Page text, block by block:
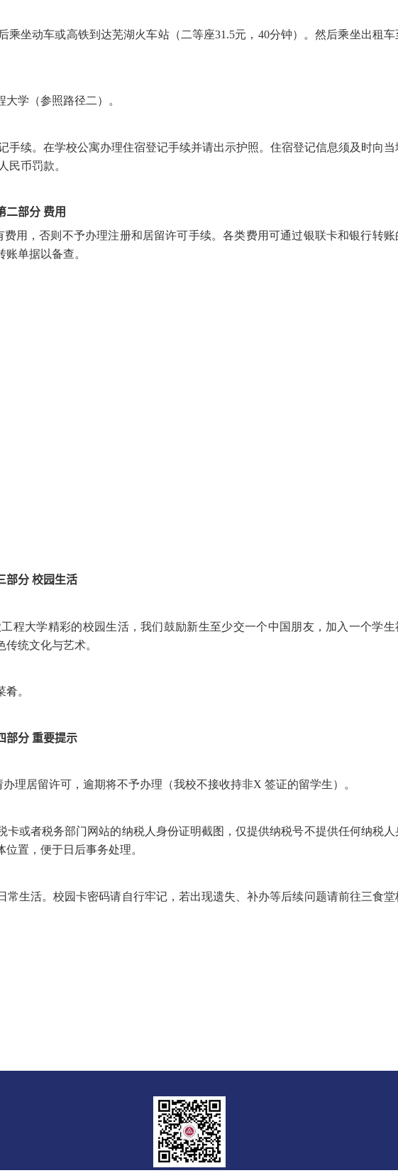
乘坐动车或高铁到达芜湖火车站（二等座31.5元， 40分钟）。然后乘坐出租车
学（参照路径二）。
手续。在学校公寓办理住宿登记手续并请出示护照。住宿登记信息须及时向当
民币罚款。
二部分 费用
费用，否则不予办理注册和居留许可手续。各类费用可通过银联卡和银行转账
单据以备查。
部分 校园生活
程大学精彩的校园生活，我们鼓励新生至少交一个中国朋友，加入一个学生
统文化与艺术。
。
部分 重要提示
理居留许可，逾期将不予办理（我校不接收持非X 签证的留学生）。
或者税务部门网站的纳税人身份证明截图，仅提供纳税号不提供任何纳税人
置，便于日后事务处理。
生活。校园卡密码请自行牢记，若出现遗失、补办等后续问题请前往三食堂